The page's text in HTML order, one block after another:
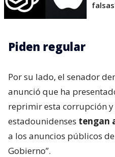
Piden regular
Por su lado, el senador
anunció que ha
reprimir esta corrupción
estadounidenses tengan
a los anuncios públicos
Gobierno”.